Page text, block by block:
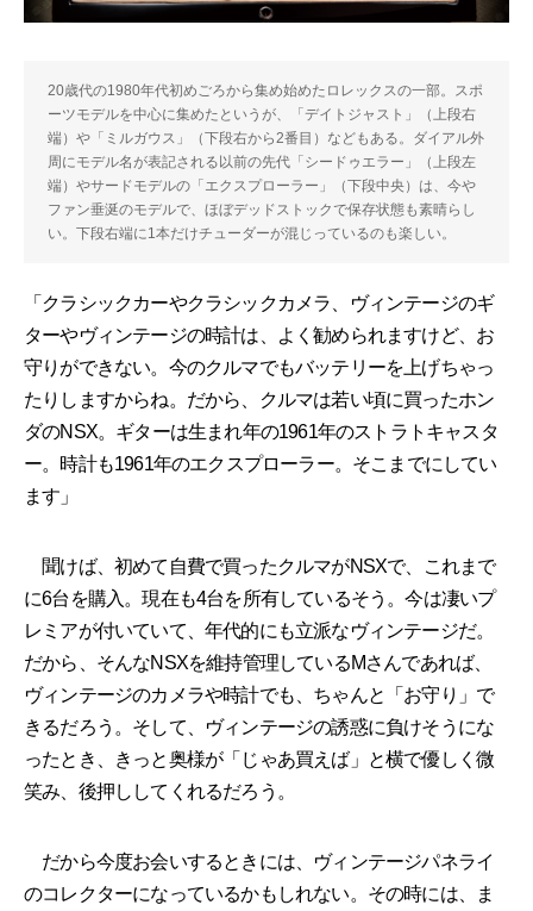
20歳代の1980年代初めごろから集め始めたロレックスの一部。スポ
ーツモデルを中心に集めたというが、「デイトジャスト」（上段右
端）や「ミルガウス」（下段右から2番目）などもある。ダイアル外
周にモデル名が表記される以前の先代「シードゥエラー」（上段左
端）やサードモデルの「エクスプローラー」（下段中央）は、今や
ファン垂涎のモデルで、ほぼデッドストックで保存状態も素晴らし
い。下段右端に1本だけチューダーが混じっているのも楽しい。
「クラシックカーやクラシックカメラ、ヴィンテージのギ
ターやヴィンテージの時計は、よく勧められますけど、お
守りができない。今のクルマでもバッテリーを上げちゃっ
たりしますからね。だから、クルマは若い頃に買ったホン
ダのNSX。ギターは生まれ年の1961年のストラトキャスタ
ー。時計も1961年のエクスプローラー。そこまでにしてい
ます」
聞けば、初めて自費で買ったクルマがNSXで、これまで
に6台を購入。現在も4台を所有しているそう。今は凄いプ
レミアが付いていて、年代的にも立派なヴィンテージだ。
だから、そんなNSXを維持管理しているMさんであれば、
ヴィンテージのカメラや時計でも、ちゃんと「お守り」で
きるだろう。そして、ヴィンテージの誘惑に負けそうにな
ったとき、きっと奥様が「じゃあ買えば」と横で優しく微
笑み、後押ししてくれるだろう。
だから今度お会いするときには、ヴィンテージパネライ
のコレクターになっているかもしれない。その時には、ま